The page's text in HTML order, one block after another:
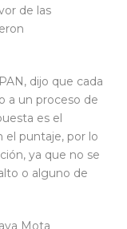
de las
dijo que cada
a un proceso de
es el
el puntaje, por lo
ya que no se
o alguno de
Mota